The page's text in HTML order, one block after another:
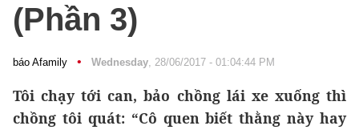
(Phần 3)
báo Afamily • Wednesday, 28/06/2017 - 01:04:44 PM
Tôi chạy tới can, bảo chồng lái xe xuống thì
chồng tôi quát: “Cô quen biết thằng này hay